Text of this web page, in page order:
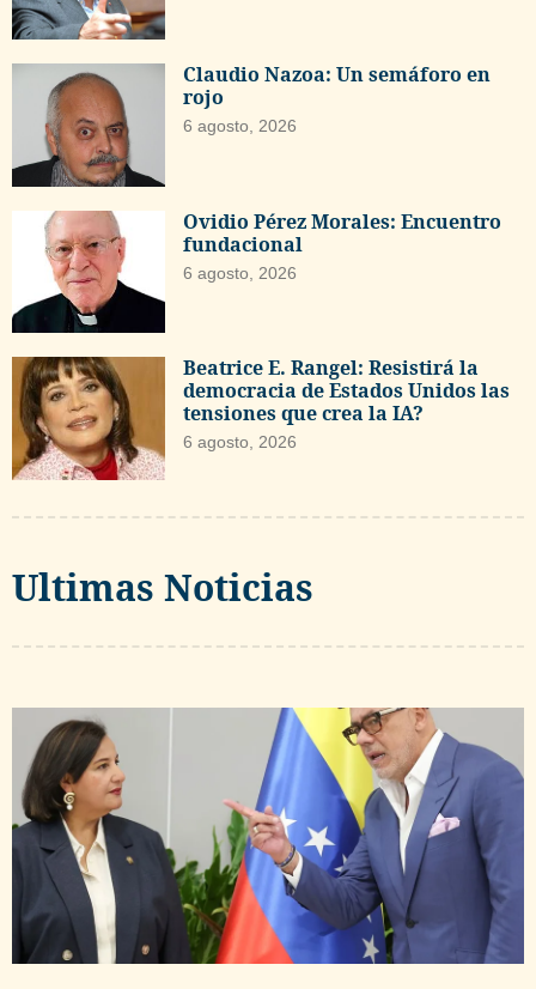
Claudio Nazoa: Un semáforo en
rojo
6 agosto, 2026
Ovidio Pérez Morales: Encuentro
fundacional
6 agosto, 2026
Beatrice E. Rangel: Resistirá la
democracia de Estados Unidos las
tensiones que crea la IA?
6 agosto, 2026
Ultimas Noticias